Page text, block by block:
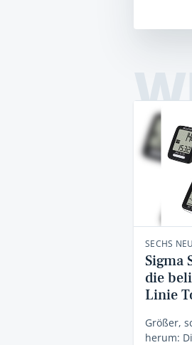
SECHS
Sigma
die
Linie
Größer,
herum: